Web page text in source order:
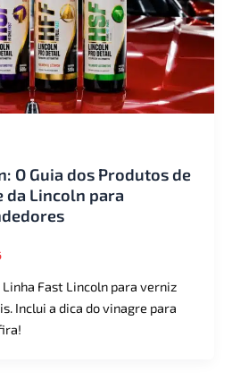
O Guia dos Produtos de
da Lincoln para
Fast Lincoln para verniz
Inclui a dica do vinagre para